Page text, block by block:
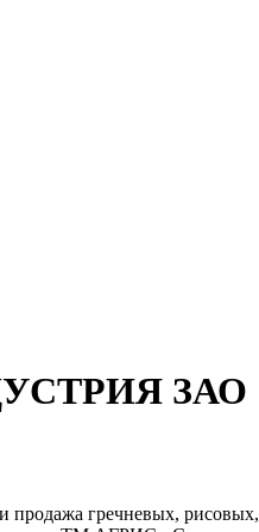
ЗАО
продажа гречневых, рисовых,